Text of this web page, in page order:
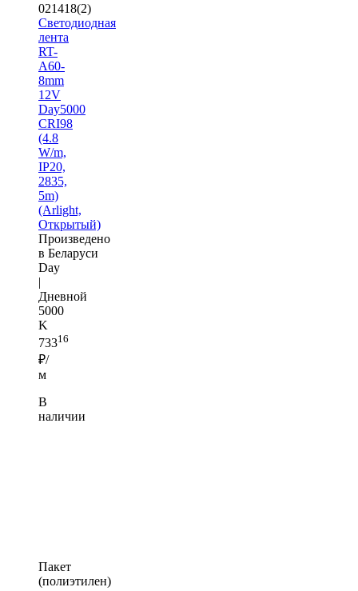
021418(2)
Светодиодная
лента
RT-
A60-
8mm
12V
Day5000
CRI98
(4.8
W/m,
IP20,
2835,
5m)
(Arlight,
Открытый)
Произведено
в Беларуси
Day
|
Дневной
5000
K
73316
₽/
м
В
наличии
Пакет
(полиэтилен)